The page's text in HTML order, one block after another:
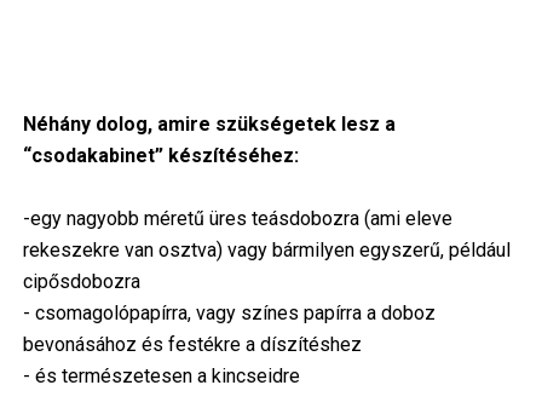
Néhány dolog, amire szükségetek lesz a
“csodakabinet” készítéséhez:
-egy nagyobb méretű üres teásdobozra (ami eleve
rekeszekre van osztva) vagy bármilyen egyszerű, például
cipősdobozra
- csomagolópapírra, vagy színes papírra a doboz
bevonásához és festékre a díszítéshez
- és természetesen a kincseidre